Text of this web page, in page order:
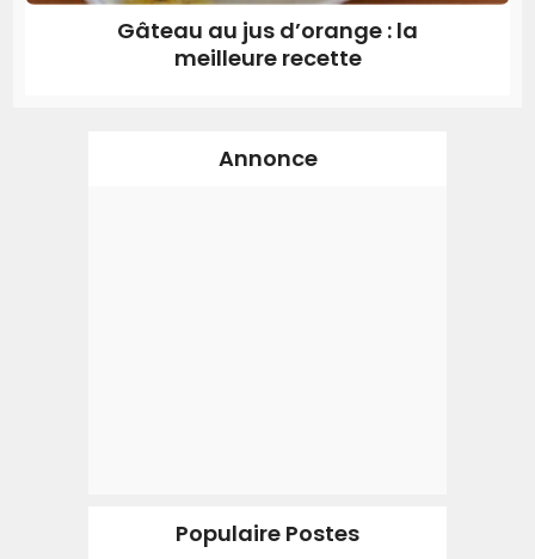
Gâteau au jus d’orange : la
meilleure recette
Annonce
Populaire Postes